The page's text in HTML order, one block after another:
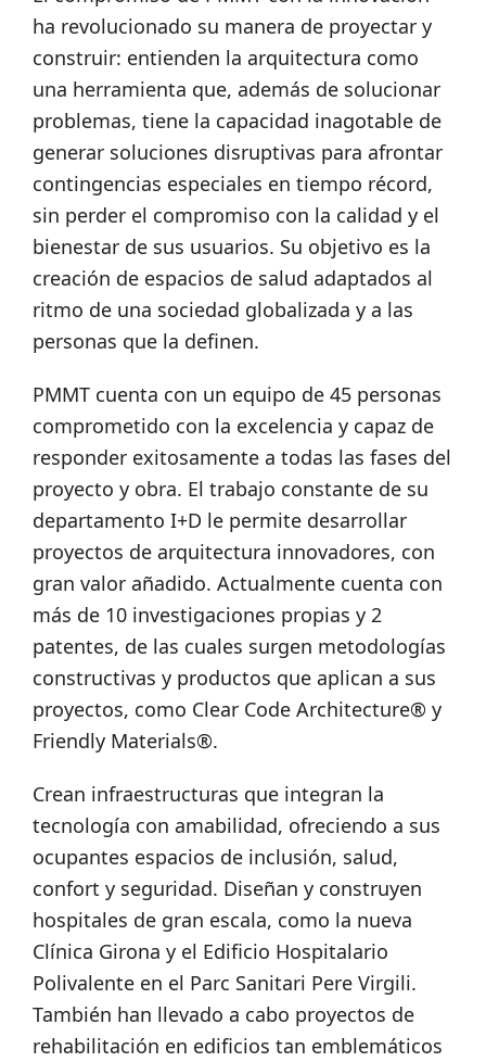
ha revolucionado su manera de proyectar y
construir: entienden la arquitectura como
una herramienta que, además de solucionar
problemas, tiene la capacidad inagotable de
generar soluciones disruptivas para afrontar
contingencias especiales en tiempo récord,
sin perder el compromiso con la calidad y el
bienestar de sus usuarios. Su objetivo es la
creación de espacios de salud adaptados al
ritmo de una sociedad globalizada y a las
personas que la definen.
PMMT cuenta con un equipo de 45 personas
comprometido con la excelencia y capaz de
responder exitosamente a todas las fases del
proyecto y obra. El trabajo constante de su
departamento I+D le permite desarrollar
proyectos de arquitectura innovadores, con
gran valor añadido. Actualmente cuenta con
más de 10 investigaciones propias y 2
patentes, de las cuales surgen metodologías
constructivas y productos que aplican a sus
proyectos, como Clear Code Architecture® y
Friendly Materials®.
Crean infraestructuras que integran la
tecnología con amabilidad, ofreciendo a sus
ocupantes espacios de inclusión, salud,
confort y seguridad. Diseñan y construyen
hospitales de gran escala, como la nueva
Clínica Girona y el Edificio Hospitalario
Polivalente en el Parc Sanitari Pere Virgili.
También han llevado a cabo proyectos de
rehabilitación en edificios tan emblemáticos